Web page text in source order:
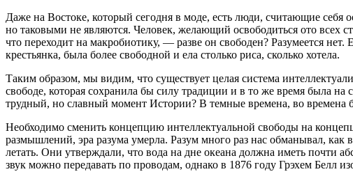
Даже на Востоке, который сегодня в моде, есть люди, считающие
но таковыми не являются. Человек, желающий освободиться ото всех
что переходит на макробиотику, — разве он свободен? Разумеется
крестьянка, была более свободной и ела столько риса, сколько хотела.
Таким образом, мы видим, что существует целая система
свободе, которая сохранила бы силу традиции и в то же время была
трудный, но славный момент Истории? В темные времена, во времена
Необходимо сменить концепцию интеллектуальной свободы на
размышлений, эра разума умерла. Разум много раз нас обманывал,
летать. Они утверждали, что вода на дне океана должна иметь почти
звук можно передавать по проводам, однако в 1876 году Грэхем Белл